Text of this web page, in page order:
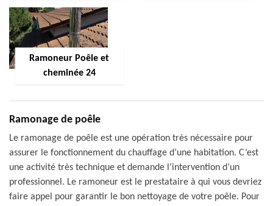
Ramoneur Poêle et
cheminée 24
Ramonage de poêle
Le ramonage de poêle est une opération très nécessaire pour
assurer le fonctionnement du chauffage d’une habitation. C’est
une activité très technique et demande l’intervention d’un
professionnel. Le ramoneur est le prestataire à qui vous devriez
faire appel pour garantir le bon nettoyage de votre poêle. Pour